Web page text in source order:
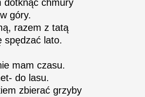
dotknąć chmury
góry.
razem z tatą
spędzać lato.
mam czasu.
do lasu.
zbierać grzyby